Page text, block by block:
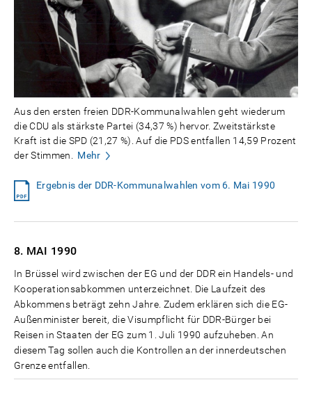
Aus den ersten freien DDR-Kommunalwahlen geht wiederum
die CDU als stärkste Partei (34,37 %) hervor. Zweitstärkste
Kraft ist die SPD (21,27 %). Auf die PDS entfallen 14,59 Prozent
der Stimmen. Mehr
Ergebnis der DDR-Kommunalwahlen vom 6. Mai 1990
8. MAI 1990
In Brüssel wird zwischen der EG und der DDR ein Handels- und
Kooperationsabkommen unterzeichnet. Die Laufzeit des
Abkommens beträgt zehn Jahre. Zudem erklären sich die EG-
Außenminister bereit, die Visumpflicht für DDR-Bürger bei
Reisen in Staaten der EG zum 1. Juli 1990 aufzuheben. An
diesem Tag sollen auch die Kontrollen an der innerdeutschen
Grenze entfallen.